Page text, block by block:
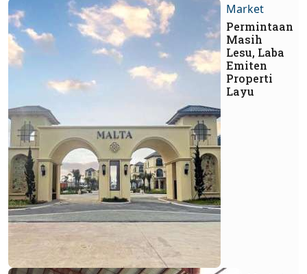
Market
Permintaan
Masih
Lesu, Laba
Emiten
Properti
Layu